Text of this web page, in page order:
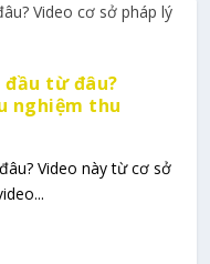
đầu từ đâu?
nghiệm thu
Video này từ cơ sở